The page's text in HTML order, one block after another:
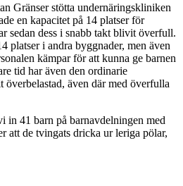
Gränser stötta undernäringskliniken
en kapacitet på 14 platser för
sedan dess i snabb takt blivit överfull.
platser i andra byggnader, men även
kämpar för att kunna ge barnen
tid har även den ordinarie
även där med överfulla
in 41 barn på barnavdelningen med
att de tvingats dricka ur leriga pölar,